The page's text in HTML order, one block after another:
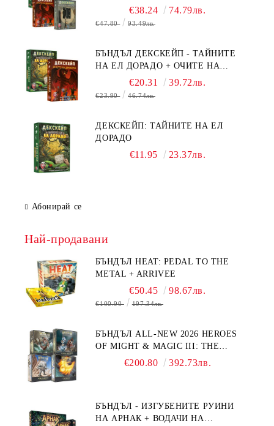
БЯГСТВО ОТ АЛКАТРАЗ +
ТАЙНИТЕ НА ЕЛ ДОРАДО +
€38.24 74.79лв.
€47.80 93.49лв.
БЪНДЪЛ ДЕКСКЕЙП - ТАЙНИТЕ
НА ЕЛ ДОРАДО + ОЧИТЕ НА
ДРАКОНА€20.31 39.72лв.
€23.90 46.74лв.
ДЕКСКЕЙП: ТАЙНИТЕ НА ЕЛ
ДОРАДО
€11.95 23.37лв.
Абонирай се
Най-продавани
БЪНДЪЛ HEAT: PEDAL TO THE
METAL + ARRIVEE
€50.45 98.67лв.
€100.90 197.34лв.
БЪНДЪЛ ALL-NEW 2026 HEROES
OF MIGHT & MAGIC III: THE
BOARD GAME EXPANSIONS -
€200.80 392.73лв.
БЪНДЪЛ - ИЗГУБЕНИТЕ РУИНИ
НА АРНАК + ВОДАЧИ НА